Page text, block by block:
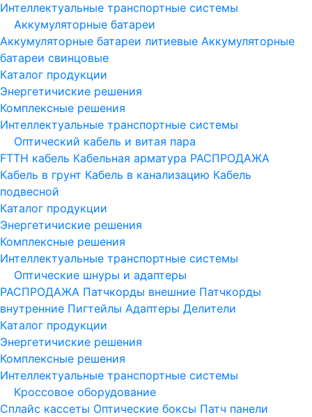
Интеллектуальные транспортные системы
Аккумуляторные батареи
Аккумуляторные батареи литиевые Аккумуляторные
батареи свинцовые
Каталог продукции
Энергетичиские решения
Комплексные решения
Интеллектуальные транспортные системы
Оптический кабель и витая пара
FTTH кабель Кабельная арматура РАСПРОДАЖА
Кабель в грунт Кабель в канализацию Кабель
подвесной
Каталог продукции
Энергетичиские решения
Комплексные решения
Интеллектуальные транспортные системы
Оптические шнуры и адаптеры
РАСПРОДАЖА Патчкорды внешние Патчкорды
внутренние Пигтейлы Адаптеры Делители
Каталог продукции
Энергетичиские решения
Комплексные решения
Интеллектуальные транспортные системы
Кроссовое оборудование
Сплайс кассеты Оптические боксы Патч панели